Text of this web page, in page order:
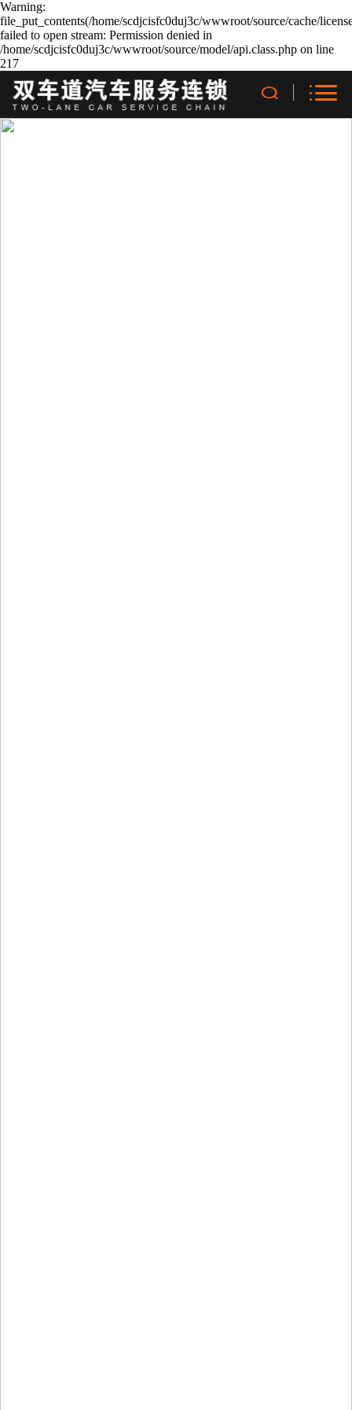
Warning:
file_put_contents(/home/scdjcisfc0duj3c/wwwroot/source/cache/
failed to open stream: Permission denied in
/home/scdjcisfc0duj3c/wwwroot/source/model/api.class.php on line
217